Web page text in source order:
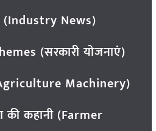
(Industry News)
(सरकारी योजनाएं)
Machinery)
की कहानी (Farmer